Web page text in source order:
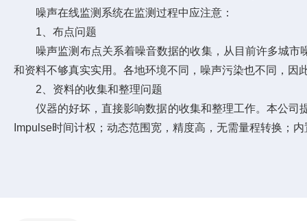
噪声在线监测系统在监测过程中应注意：
1、布点问题
噪声监测布点关系着噪音数据的收集，从目前许多城市
和资料不够真实实用。各地环境不同，噪声污染也不同，因
2、资料的收集和整理问题
仪器的好坏，直接影响数据的收集和整理工作。本公司
Impulse时间计权；动态范围宽，精度高，无需量程转换；